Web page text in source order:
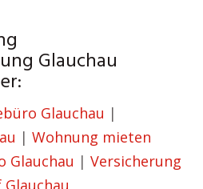
Glauchau
Glauchau |
| Wohnung mieten
Glauchau | Versicherung
Glauchau